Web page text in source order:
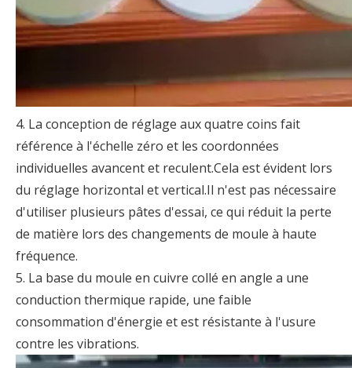
4. La conception de réglage aux quatre coins fait
référence à l'échelle zéro et les coordonnées
individuelles avancent et reculent.Cela est évident lors
du réglage horizontal et vertical.Il n'est pas nécessaire
d'utiliser plusieurs pâtes d'essai, ce qui réduit la perte
de matière lors des changements de moule à haute
fréquence.
5. La base du moule en cuivre collé en angle a une
conduction thermique rapide, une faible
consommation d'énergie et est résistante à l'usure
contre les vibrations.